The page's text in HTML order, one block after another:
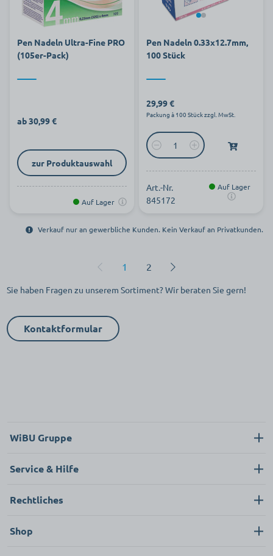
Pen Nadeln Ultra-Fine PRO
(105er-Pack)
ab 30,99 €
zur Produktauswahl
Auf Lager
Pen Nadeln 0.33x12.7mm,
100 Stück
29,99 €
Packung à 100 Stück zzgl. MwSt.
Art.-Nr.
845172
Auf Lager
Verkauf nur an gewerbliche Kunden. Kein Verkauf an Privatkunden.
1 2
Sie haben Fragen zu unserem Sortiment? Wir beraten Sie gern!
Kontaktformular
WiBU Gruppe
Service & Hilfe
FAQ
Rechtliches
Shop